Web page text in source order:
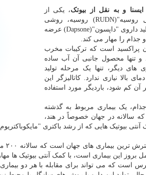
و به نقل از بیوتک، یکی از
شیمیدانان "دانشگاه دوستی ملل روسیه"(RUDN) روسیه، روشی
سازگار با محیط زیست را برای تولید داروی "داپسون"(Dapsone) عرضه
جذام را مهار می کند.
پراکسید است که ترکیبات مخرب
تنها محصول جانبی آن آب ساده
دیگر، تنها یک مرحله تولید
نیازی ندارد. کاتالیزگر این
آن کم شود، باردیگر مورد استفاده
یک بیماری مربوط به گذشته
۲۰۰ هزار بیمار که سالانه در جهان خصوصاً در هند،
در
است که می تواند برای مقابله با هر دو